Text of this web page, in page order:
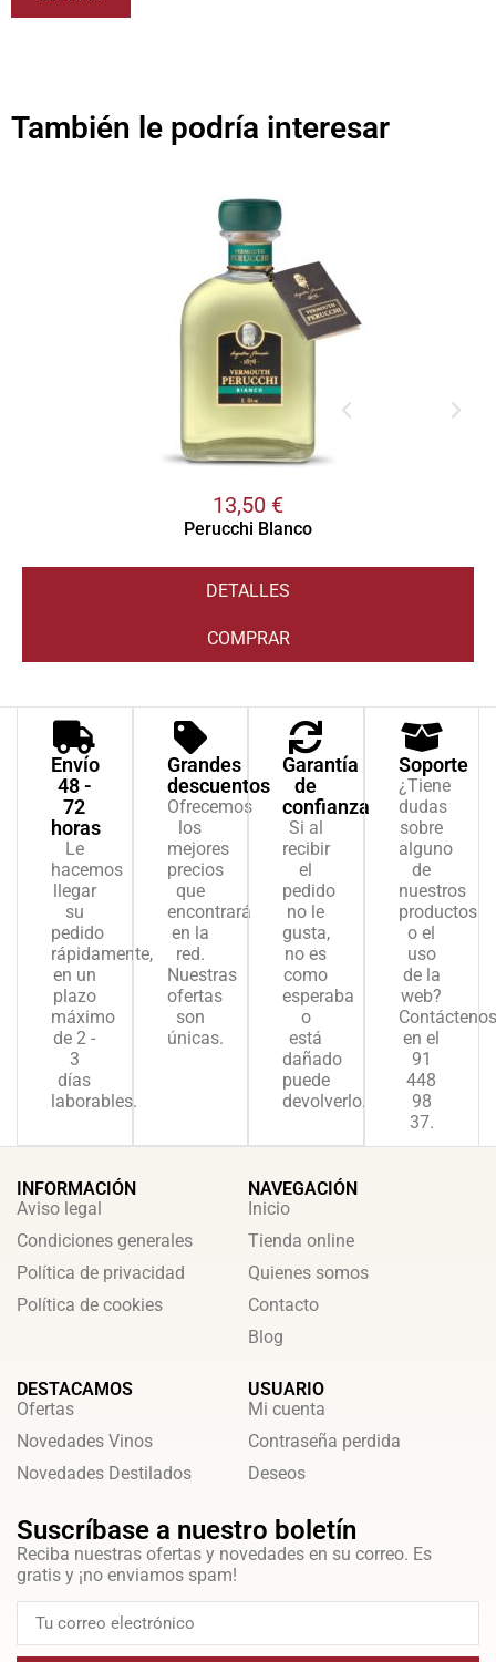
También le podría interesar
13,50 €
Perucchi Blanco
DETALLES
COMPRAR
Envío
48 -
72
horas
Le
hacemos
llegar
su
pedido
rápidamente,
en un
plazo
máximo
de 2 -
3
días
laborables.
Grandes
descuentos
Ofrecemos
los
mejores
precios
que
encontrará
en la
red.
Nuestras
ofertas
son
únicas.
Garantía
de
confianza
Si al
recibir
el
pedido
no le
gusta,
no es
como
esperaba
o
está
dañado
puede
devolverlo.
Soporte
¿Tiene
dudas
sobre
alguno
de
nuestros
productos
o el
uso
de la
web?
Contáctenos
en el
91
448
98
37.
INFORMACIÓN
Aviso legal
Condiciones generales
Política de privacidad
Política de cookies
NAVEGACIÓN
Inicio
Tienda online
Quienes somos
Contacto
Blog
DESTACAMOS
Ofertas
Novedades Vinos
Novedades Destilados
USUARIO
Mi cuenta
Contraseña perdida
Deseos
Suscríbase a nuestro boletín
Reciba nuestras ofertas y novedades en su correo. Es
gratis y ¡no enviamos spam!